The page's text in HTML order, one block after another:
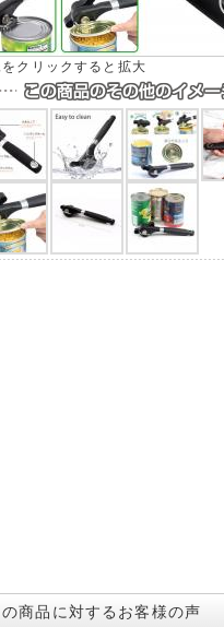
クリックすると拡大
の商品に対するお客様の声